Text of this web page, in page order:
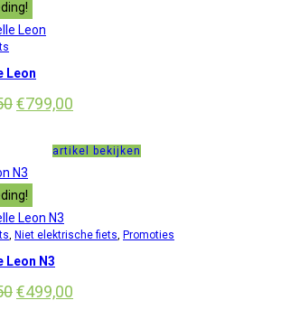
Leon
Oorspronkelijke
prijs
€974,50.
€799,00
prijs
€799,00.
artikel bekijken
, Niet elektrische fiets, Promoties
Leon N3
Oorspronkelijke
prijs
€499,00
prijs